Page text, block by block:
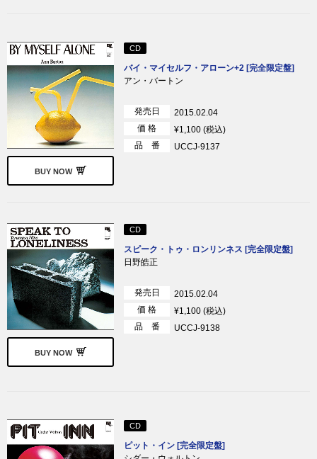
BUY NOW
CD
バイ・マイセルフ・アローン+2 [完全限定盤]
アン・バートン
発売日
2015.02.04
価 格
¥1,100 (税込)
品 番
UCCJ-9137
BUY NOW
CD
スピーク・トゥ・ロンリンネス [完全限定盤]
日野皓正
発売日
2015.02.04
価 格
¥1,100 (税込)
品 番
UCCJ-9138
CD
ピット・イン [完全限定盤]